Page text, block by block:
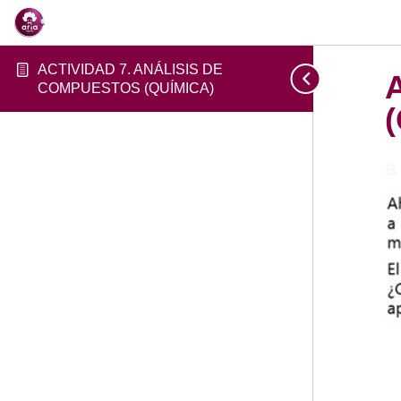
ACTIVIDAD 7. ANÁLISIS DE
COMPUESTOS (QUÍMICA)